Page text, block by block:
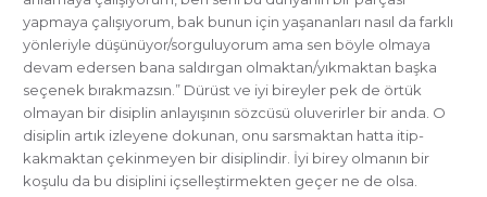
yapmaya çalışıyorum, bak bunun için yaşananları nasıl da farklı
yönleriyle düşünüyor/sorguluyorum ama sen böyle olmaya
devam edersen bana saldırgan olmaktan/yıkmaktan başka
seçenek bırakmazsın.” Dürüst ve iyi bireyler pek de örtük
olmayan bir disiplin anlayışının sözcüsü oluverirler bir anda. O
disiplin artık izleyene dokunan, onu sarsmaktan hatta itip-
kakmaktan çekinmeyen bir disiplindir. İyi birey olmanın bir
koşulu da bu disiplini içselleştirmekten geçer ne de olsa.